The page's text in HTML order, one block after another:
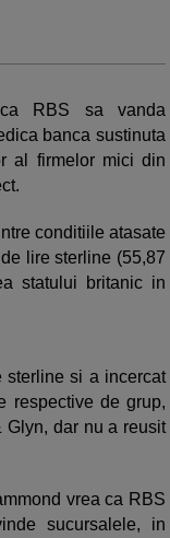
RBS sa vanda
banca sustinuta
al firmelor mici din
conditiile atasate
lire sterline (55,87
statului britanic in
sterline si a incercat
respective de grup,
Glyn, dar nu a reusit
vrea ca RBS
sucursalele, in